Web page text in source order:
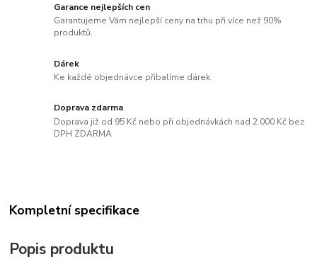
Garance nejlepších cen
Garantujeme Vám nejlepší ceny na trhu při více než 90%
produktů.
Dárek
Ke každé objednávce přibalíme dárek
Doprava zdarma
Doprava již od 95 Kč nebo při objednávkách nad 2.000 Kč bez
DPH ZDARMA
Kompletní specifikace
Popis produktu